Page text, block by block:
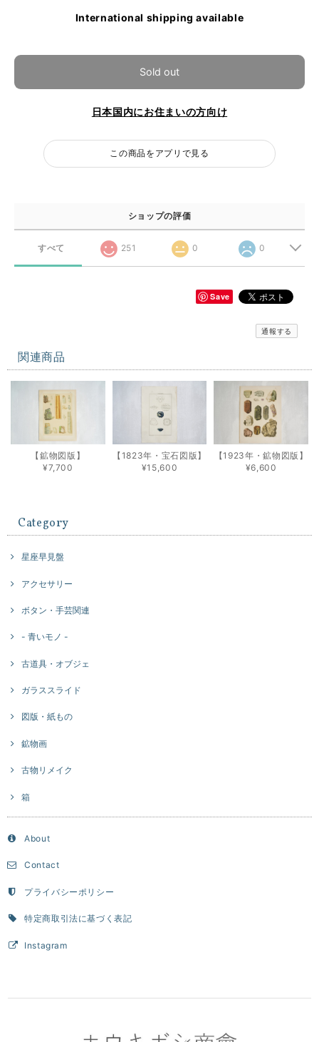
International shipping available
Sold out
日本国内にお住まいの方向け
この商品をアプリで見る
ショップの評価
すべて 251 0 0
Save
通報する
関連商品
【鉱物図版】
¥7,700
【1823年・宝石図版】
¥15,600
【1923年・鉱物図版】
¥6,600
Category
星座早見盤
アクセサリー
ボタン・手芸関連
- 青いモノ -
古道具・オブジェ
ガラススライド
図版・紙もの
鉱物画
古物リメイク
箱
About
Contact
プライバシーポリシー
特定商取引法に基づく表記
Instagram